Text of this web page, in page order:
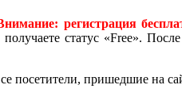
регистрация
статус «Free».
пришедшие на